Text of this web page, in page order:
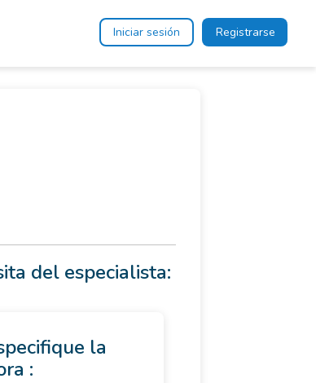
Iniciar sesión Registrarse
del especialista:
la
: